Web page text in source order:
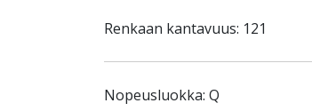
Renkaan kantavuus: 121
Nopeusluokka: Q